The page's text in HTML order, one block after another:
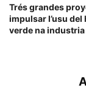
Trés grandes
impulsar l’usu
verde na industria